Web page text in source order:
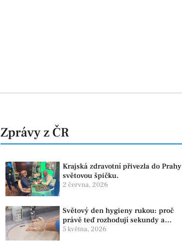
Zprávy z ČR
Krajská zdravotní přivezla do Prahy
světovou špičku.
2 června, 2026
Světový den hygieny rukou: proč
právě teď rozhodují sekundy a
správné mytí rukou
5 května, 2026